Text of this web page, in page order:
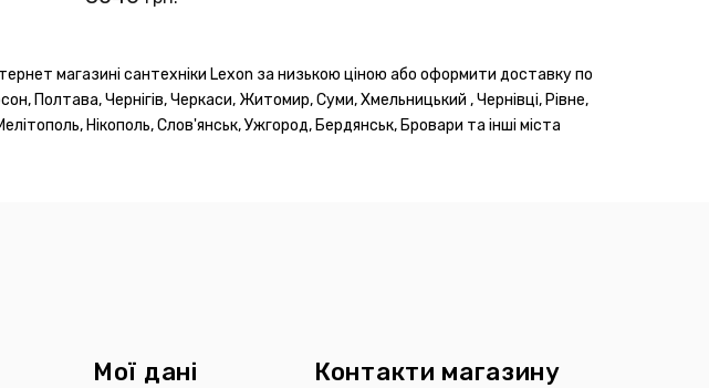
магазині сантехніки Lexon за низькою ціною або оформити доставку по
Полтава, Чернігів, Черкаси, Житомир, Суми, Хмельницький , Чернівці, Рівне,
Нікополь, Слов'янськ, Ужгород, Бердянськ, Бровари та інші міста
Мої дані Контакти магазину